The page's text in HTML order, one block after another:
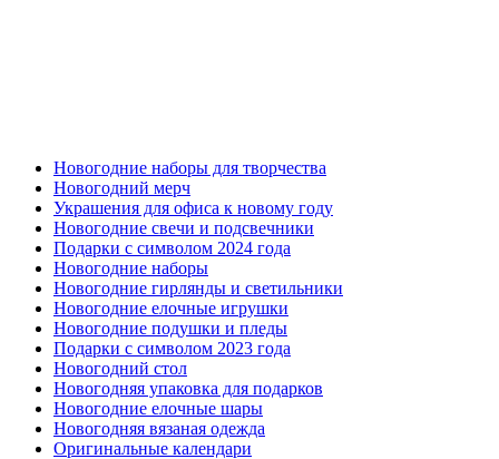
Новогодние наборы для творчества
Новогодний мерч
Украшения для офиса к новому году
Новогодние свечи и подсвечники
Подарки с символом 2024 года
Новогодние наборы
Новогодние гирлянды и светильники
Новогодние елочные игрушки
Новогодние подушки и пледы
Подарки с символом 2023 года
Новогодний стол
Новогодняя упаковка для подарков
Новогодние елочные шары
Новогодняя вязаная одежда
Оригинальные календари